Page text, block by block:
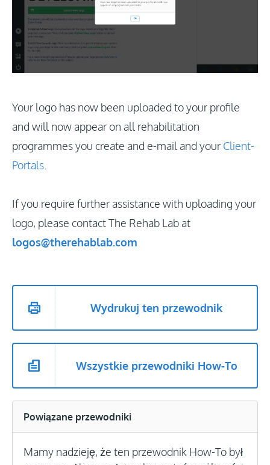
Your logo has now been uploaded to your profile
and will now appear on all rehabilitation
programmes you create and e-mail and your Client-
Portals
If you require further assistance with uploading your
logo, please contact The Rehab Lab at
logos@therehablab.com
Wydrukuj ten przewodnik
Wszystkie przewodniki How-To
Powiązane przewodniki
Mamy nadzieję, że ten przewodnik How-To był